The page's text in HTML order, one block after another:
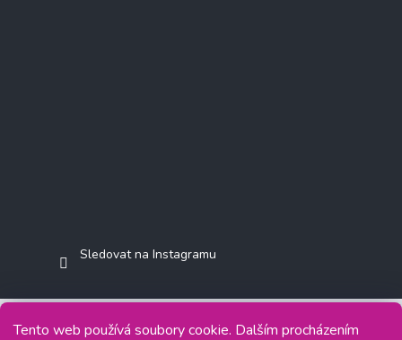
Tento web používá soubory cookie. Dalším procházením
Sledovat na Instagramu